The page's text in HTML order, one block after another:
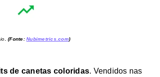
. (Fonte: Nubimetrics.com)
de canetas coloridas. Vendidos nas